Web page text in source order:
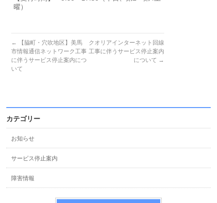
曜）
←
【脇町・穴吹地区】美馬
市情報通信ネットワーク工事
に伴うサービス停止案内につ
いて
クオリアインターネット回線
工事に伴うサービス停止案内
について →
カテゴリー
お知らせ
サービス停止案内
障害情報